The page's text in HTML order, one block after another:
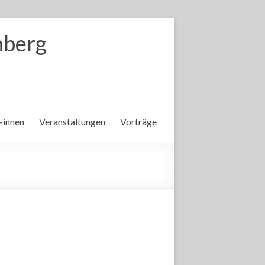
Veranstaltungen Vorträge